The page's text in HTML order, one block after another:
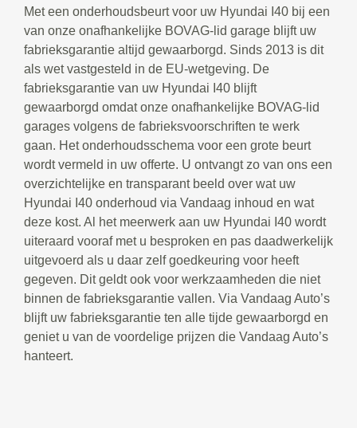
Met een onderhoudsbeurt voor uw Hyundai I40 bij een
van onze onafhankelijke BOVAG-lid garage blijft uw
fabrieksgarantie altijd gewaarborgd. Sinds 2013 is dit
als wet vastgesteld in de EU-wetgeving. De
fabrieksgarantie van uw Hyundai I40 blijft
gewaarborgd omdat onze onafhankelijke BOVAG-lid
garages volgens de fabrieksvoorschriften te werk
gaan. Het onderhoudsschema voor een grote beurt
wordt vermeld in uw offerte. U ontvangt zo van ons een
overzichtelijke en transparant beeld over wat uw
Hyundai I40 onderhoud via Vandaag inhoud en wat
deze kost. Al het meerwerk aan uw Hyundai I40 wordt
uiteraard vooraf met u besproken en pas daadwerkelijk
uitgevoerd als u daar zelf goedkeuring voor heeft
gegeven. Dit geldt ook voor werkzaamheden die niet
binnen de fabrieksgarantie vallen. Via Vandaag Auto’s
blijft uw fabrieksgarantie ten alle tijde gewaarborgd en
geniet u van de voordelige prijzen die Vandaag Auto’s
hanteert.